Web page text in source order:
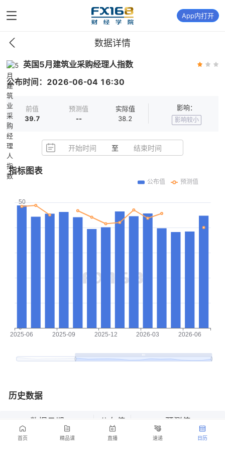
App内打开
数据详情
英国5月建筑业采购经理人指数
公布时间： 2026-06-04 16:30
前值
39.7
预测值
--
实际值
38.2
影响：
影响较小
开始时间 至 结束时间
指标图表
历史数据
数据日期 公布值 预测值
2026-07 44.7
首页 精品课 直播 速递 日历